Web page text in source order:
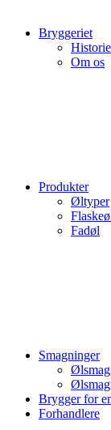
Bryggeriet
Om os
Produkter
Øltyper
Fadøl
Smagninger
Brygger for
Forhandlere